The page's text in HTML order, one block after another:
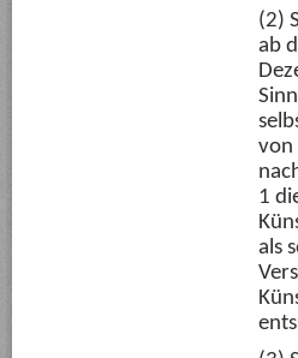
(2)
ab
von
1
als